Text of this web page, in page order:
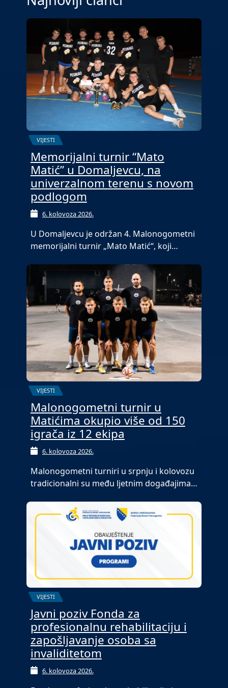
VIJESTI
Memorijalni turnir “Mato
Matić” u Domaljevcu, na
univerzalnom terenu s novom
podlogom
6. kolovoza 2026.
U Domaljevcu je održan 4. Malonogometni
memorijalni turnir „Mato Matić“, koji…
VIJESTI
Malonogometni turnir u
Matićima okupio više od 150
igrača iz 12 ekipa
6. kolovoza 2026.
Malonogometni turniri u srpnju i kolovozu
tradicionalni su među ljetnim događajima…
VIJESTI
Javni poziv Fonda za
profesionalnu rehabilitaciju i
zapošljavanje osoba sa
invaliditetom
6. kolovoza 2026.